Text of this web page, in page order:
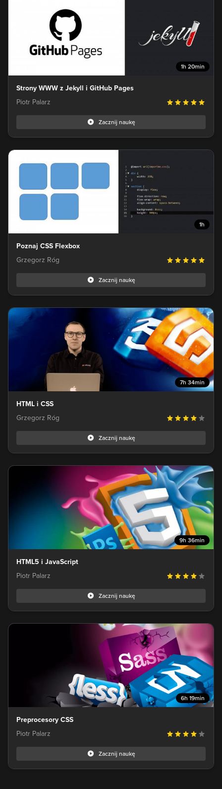
1h 20min
Strony WWW z Jekyll i GitHub Pages
Piotr Palarz
Zacznij naukę
1h
Poznaj CSS Flexbox
Grzegorz Róg
Zacznij naukę
7h 34min
HTML i CSS
Grzegorz Róg
Zacznij naukę
9h 36min
HTML5 i JavaScript
Piotr Palarz
Zacznij naukę
6h 19min
Preprocesory CSS
Piotr Palarz
Zacznij naukę